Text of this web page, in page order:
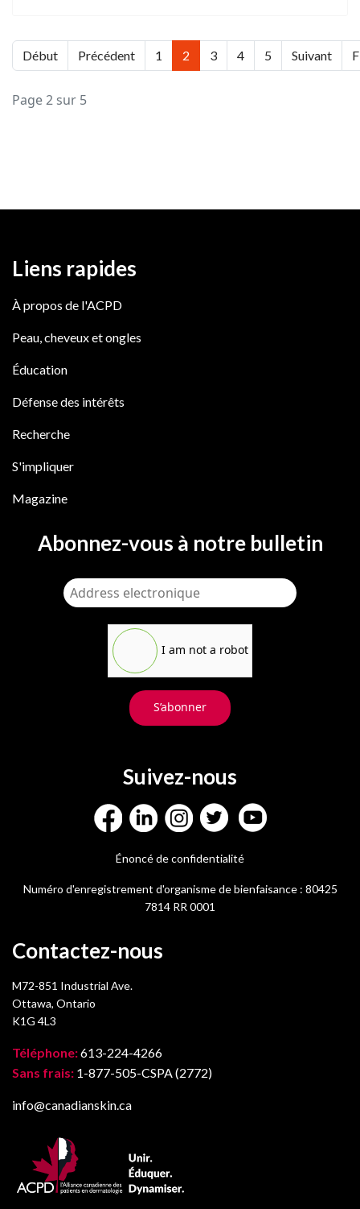
Début Précédent 1 2 3 4 5 Suivant
Page 2 sur 5
Liens rapides
À propos de l'ACPD
Peau, cheveux et ongles
Éducation
Défense des intérêts
Recherche
S'impliquer
Magazine
Abonnez-vous à notre bulletin
I am not a robot
S’abonner
Suivez-nous
Énoncé de confidentialité
Numéro d'enregistrement d'organisme de bienfaisance : 80425
7814 RR 0001
Contactez-nous
M72-851 Industrial Ave.
Ottawa, Ontario
K1G 4L3
Téléphone:613-224-4266
Sans frais: 1-877-505-CSPA (2772)
info@canadianskin.ca